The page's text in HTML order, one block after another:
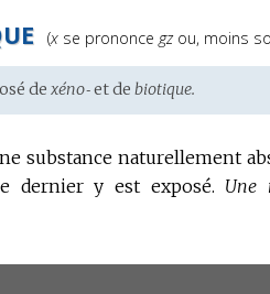
Prononciation
(x se prononcegzou, moins
dexéno‑et debiotique.
substance naturellement
dernier y est exposé. Une